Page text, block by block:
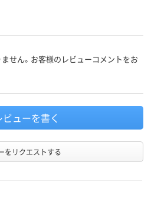
せん。お客様のレビューコメントをお
ビューを書く
をリクエストする